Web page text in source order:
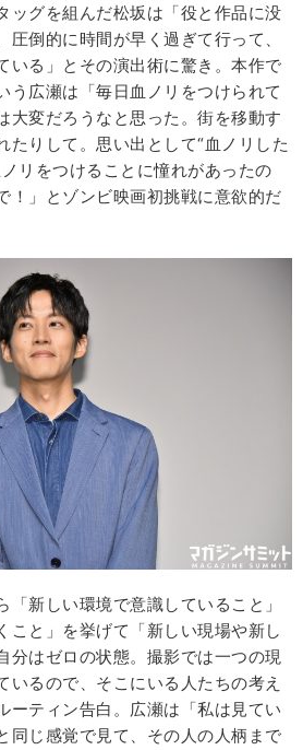
ッグを組んだ松坂は「役と作品に没
圧倒的に時間が早く過ぎて行って、
いる」とその演出術に驚き。本作で
う広瀬は「毎日血ノリをつけられて
大変だろうなと思った。街を移動す
たりして。思い出として“血ノリした
リをつけることに憧れがあったの
！」とゾンビ映画初挑戦に意欲的だ
「新しい環境で意識していること」
こと」を挙げて「新しい現場や新し
分はゼロの状態。撮影では一つの現
いるので、そこにいる人たちの考え
ーティン告白。広瀬は「私は見てい
同じ感覚で見て、その人の人柄まで